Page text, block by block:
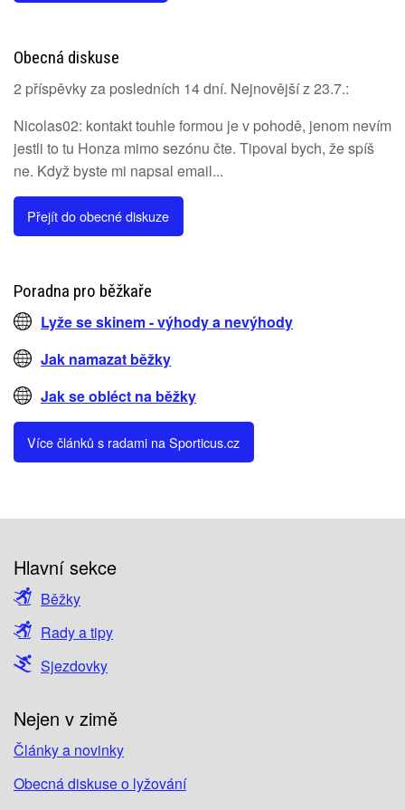
Obecná diskuse
2 příspěvky za posledních 14 dní. Nejnovější z 23.7.:
Nicolas02: kontakt touhle formou je v pohodě, jenom nevím
jestli to tu Honza mimo sezónu čte. Tipoval bych, že spíš
ne. Když byste mi napsal email...
Přejít do obecné diskuze
Poradna pro běžkaře
Lyže se skinem - výhody a nevýhody
Jak namazat běžky
Jak se obléct na běžky
Více článků s radami na Sporticus.cz
Hlavní sekce
Běžky
Rady a tipy
Sjezdovky
Nejen v zimě
Články a novinky
Obecná diskuse o lyžování